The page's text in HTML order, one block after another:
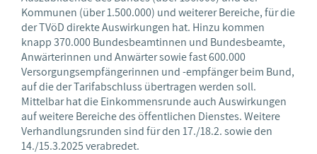
Kommunen (über 1.500.000) und weiterer Bereiche, für die
der TVöD direkte Auswirkungen hat. Hinzu kommen
knapp 370.000 Bundesbeamtinnen und Bundesbeamte,
Anwärterinnen und Anwärter sowie fast 600.000
Versorgungsempfängerinnen und -empfänger beim Bund,
auf die der Tarifabschluss übertragen werden soll.
Mittelbar hat die Einkommensrunde auch Auswirkungen
auf weitere Bereiche des öffentlichen Dienstes. Weitere
Verhandlungsrunden sind für den 17./18.2. sowie den
14./15.3.2025 verabredet.